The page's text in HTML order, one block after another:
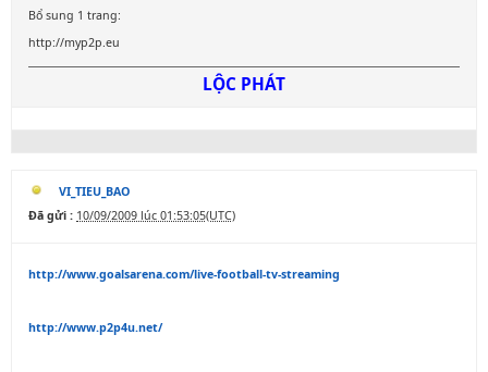
Bổ sung 1 trang:
http://myp2p.eu
LỘC PHÁT
VI_TIEU_BAO
Đã gửi : 10/09/2009 lúc 01:53:05(UTC)
http://www.goalsarena.com/live-football-tv-streaming
http://www.p2p4u.net/